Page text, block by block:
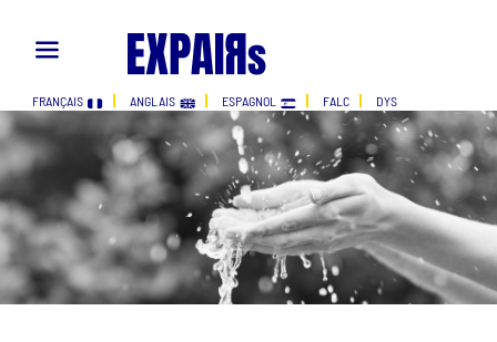
FRANÇAIS ANGLAIS ESPAGNOL FALC DYS